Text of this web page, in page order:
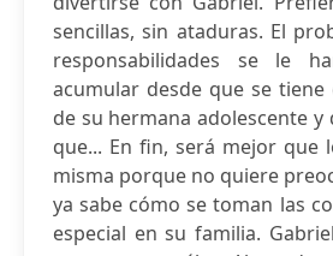
sencillas, sin ataduras. El
responsabilidades se le
acumular desde que se
de su hermana adolescente
que... En fin, será mejor que
misma porque no quiere
ya sabe cómo se toman las
especial en su familia.